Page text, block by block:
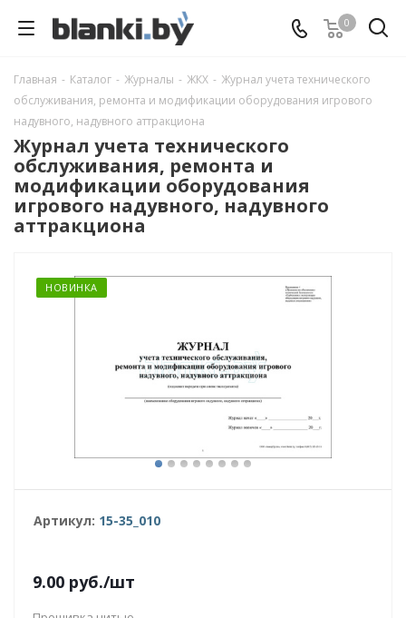
0
Главная - Каталог - Журналы - ЖКХ - Журнал учета технического
обслуживания, ремонта и модификации оборудования игрового
надувного, надувного аттракциона
Журнал учета технического
обслуживания, ремонта и
модификации оборудования
игрового надувного, надувного
аттракциона
НОВИНКА
Артикул: 15-35_010
9.00 руб./шт